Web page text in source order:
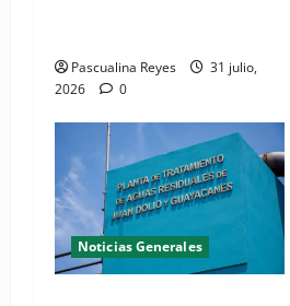
Pascualina Reyes
31 julio,
2026
0
Noticias Generales